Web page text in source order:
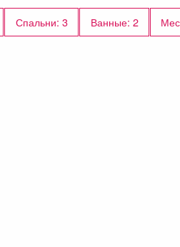
Спальни: 3 Ванные: 2